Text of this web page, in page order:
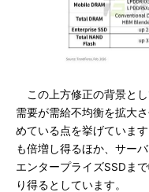
この上方修正の背景と
需要が需給不均衡を拡大
めている点を挙げていま
も倍増し得るほか、サー
エンタープライズSSDま
り得るとしています。